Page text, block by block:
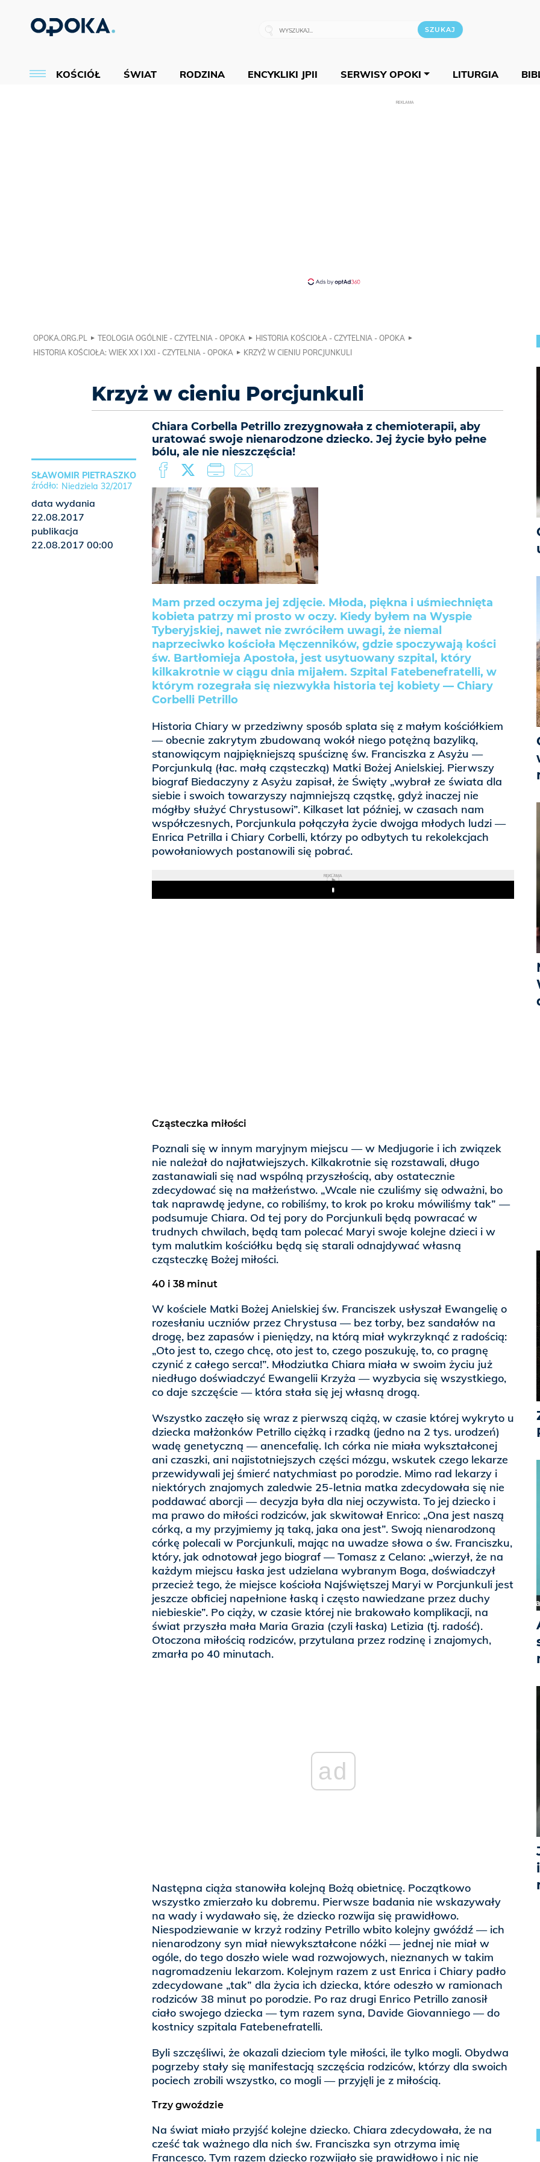
KOŚCIÓŁ ŚWIAT RODZINA ENCYKLIKI JPII SERWISY OPOKI LITURGIA
REKLAMA
OPOKA.ORG.PL TEOLOGIA OGÓLNIE - CZYTELNIA - OPOKA
HISTORIA KOŚCIOŁA - CZYTELNIA - OPOKA
HISTORIA KOŚCIOŁA: WIEK XX I XXI - CZYTELNIA - OPOKA
KRZYŻ W CIENIU PORCJUNKULI
Krzyż w cieniu Porcjunkuli
Chiara Corbella Petrillo zrezygnowała z chemioterapii, aby
uratować swoje nienarodzone dziecko. Jej życie było pełne
bólu, ale nie nieszczęścia!
Mam przed oczyma jej zdjęcie. Młoda, piękna i uśmiechnięta
kobieta patrzy mi prosto w oczy. Kiedy byłem na Wyspie
Tyberyjskiej, nawet nie zwróciłem uwagi, że niemal
naprzeciwko kościoła Męczenników, gdzie spoczywają kości
św. Bartłomieja Apostoła, jest usytuowany szpital, który
kilkakrotnie w ciągu dnia mijałem. Szpital Fatebenefratelli, w
którym rozegrała się niezwykła historia tej kobiety — Chiary
Corbelli Petrillo
Historia Chiary w przedziwny sposób splata się z małym kościółkiem
— obecnie zakrytym zbudowaną wokół niego potężną bazyliką,
stanowiącym najpiękniejszą spuściznę św. Franciszka z Asyżu —
Porcjunkulą (łac. małą cząsteczką) Matki Bożej Anielskiej. Pierwszy
biograf Biedaczyny z Asyżu zapisał, że Święty „wybrał ze świata dla
siebie i swoich towarzyszy najmniejszą cząstkę, gdyż inaczej nie
mógłby służyć Chrystusowi”. Kilkaset lat później, w czasach nam
współczesnych, Porcjunkula połączyła życie dwojga młodych ludzi —
Enrica Petrilla i Chiary Corbelli, którzy po odbytych tu rekolekcjach
powołaniowych postanowili się pobrać.
REKLAMA
Play
Cząsteczka miłości
Poznali się w innym maryjnym miejscu — w Medjugorie i ich związek
nie należał do najłatwiejszych. Kilkakrotnie się rozstawali, długo
zastanawiali się nad wspólną przyszłością, aby ostatecznie
zdecydować się na małżeństwo. „Wcale nie czuliśmy się odważni, bo
tak naprawdę jedyne, co robiliśmy, to krok po kroku mówiliśmy tak” —
podsumuje Chiara. Od tej pory do Porcjunkuli będą powracać w
trudnych chwilach, będą tam polecać Maryi swoje kolejne dzieci i w
tym malutkim kościółku będą się starali odnajdywać własną
cząsteczkę Bożej miłości.
40 i 38 minut
W kościele Matki Bożej Anielskiej św. Franciszek usłyszał Ewangelię o
rozesłaniu uczniów przez Chrystusa — bez torby, bez sandałów na
drogę, bez zapasów i pieniędzy, na którą miał wykrzyknąć z radością:
„Oto jest to, czego chcę, oto jest to, czego poszukuję, to, co pragnę
czynić z całego serca!”. Młodziutka Chiara miała w swoim życiu już
niedługo doświadczyć Ewangelii Krzyża — wyzbycia się wszystkiego,
co daje szczęście — która stała się jej własną drogą.
Wszystko zaczęło się wraz z pierwszą ciążą, w czasie której wykryto u
dziecka małżonków Petrillo ciężką i rzadką (jedno na 2 tys. urodzeń)
wadę genetyczną — anencefalię. Ich córka nie miała wykształconej
ani czaszki, ani najistotniejszych części mózgu, wskutek czego lekarze
przewidywali jej śmierć natychmiast po porodzie. Mimo rad lekarzy i
niektórych znajomych zaledwie 25-letnia matka zdecydowała się nie
poddawać aborcji — decyzja była dla niej oczywista. To jej dziecko i
ma prawo do miłości rodziców, jak skwitował Enrico: „Ona jest naszą
córką, a my przyjmiemy ją taką, jaka ona jest”. Swoją nienarodzoną
córkę polecali w Porcjunkuli, mając na uwadze słowa o św. Franciszku,
który, jak odnotował jego biograf — Tomasz z Celano: „wierzył, że na
każdym miejscu łaska jest udzielana wybranym Boga, doświadczył
przecież tego, że miejsce kościoła Najświętszej Maryi w Porcjunkuli jest
jeszcze obficiej napełnione łaską i często nawiedzane przez duchy
niebieskie”. Po ciąży, w czasie której nie brakowało komplikacji, na
świat przyszła mała Maria Grazia (czyli łaska) Letizia (tj. radość).
Otoczona miłością rodziców, przytulana przez rodzinę i znajomych,
zmarła po 40 minutach.
ad
Następna ciąża stanowiła kolejną Bożą obietnicę. Początkowo
wszystko zmierzało ku dobremu. Pierwsze badania nie wskazywały
na wady i wydawało się, że dziecko rozwija się prawidłowo.
Niespodziewanie w krzyż rodziny Petrillo wbito kolejny gwóźdź — ich
nienarodzony syn miał niewykształcone nóżki — jednej nie miał w
ogóle, do tego doszło wiele wad rozwojowych, nieznanych w takim
nagromadzeniu lekarzom. Kolejnym razem z ust Enrica i Chiary padło
zdecydowane „tak” dla życia ich dziecka, które odeszło w ramionach
rodziców 38 minut po porodzie. Po raz drugi Enrico Petrillo zanosił
ciało swojego dziecka — tym razem syna, Davide Giovanniego — do
kostnicy szpitala Fatebenefratelli.
Byli szczęśliwi, że okazali dzieciom tyle miłości, ile tylko mogli. Obydwa
pogrzeby stały się manifestacją szczęścia rodziców, którzy dla swoich
pociech zrobili wszystko, co mogli — przyjęli je z miłością.
Trzy gwoździe
Na świat miało przyjść kolejne dziecko. Chiara zdecydowała, że na
cześć tak ważnego dla nich św. Franciszka syn otrzyma imię
Francesco. Tym razem dziecko rozwijało się prawidłowo i nic nie
SŁAWOMIR PIETRASZKO
Niedziela 32/2017
data wydania
22.08.2017
publikacja
22.08.2017 00:00